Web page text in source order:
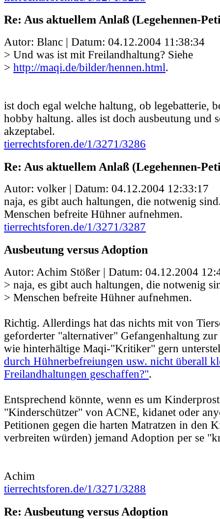
Re: Aus aktuellem Anlaß (Legehennen-
Autor: Blanc | Datum: 04.12.2004 11:38:34
> Und was ist mit Freilandhaltung? Siehe
> http://maqi.de/bilder/hennen.html.
ist doch egal welche haltung, ob legebatterie,
hobby haltung. alles ist doch ausbeutung und
akzeptabel.
tierrechtsforen.de/1/3271/3286
Re: Aus aktuellem Anlaß (Legehennen-
Autor: volker | Datum: 04.12.2004 12:33:17
naja, es gibt auch haltungen, die notwenig
Menschen befreite Hühner aufnehmen.
tierrechtsforen.de/1/3271/3287
Ausbeutung versus Adoption
Autor: Achim Stößer | Datum: 04.12.2004
> naja, es gibt auch haltungen, die notwenig
> Menschen befreite Hühner aufnehmen.
Richtig. Allerdings hat das nichts mit von
geforderter "alternativer" Gefangenhaltung
wie hinterhältige Maqi-"Kritiker" gern
durch Hühnerbefreiungen usw. nicht überall
Freilandhaltungen geschaffen?".
Entsprechend könnte, wenn es um
"Kinderschützer" von ACNE, kidanet oder
Petitionen gegen die harten Matratzen in den
verbreiten würden) jemand Adoption per se
Achim
tierrechtsforen.de/1/3271/3288
Re: Ausbeutung versus Adoption